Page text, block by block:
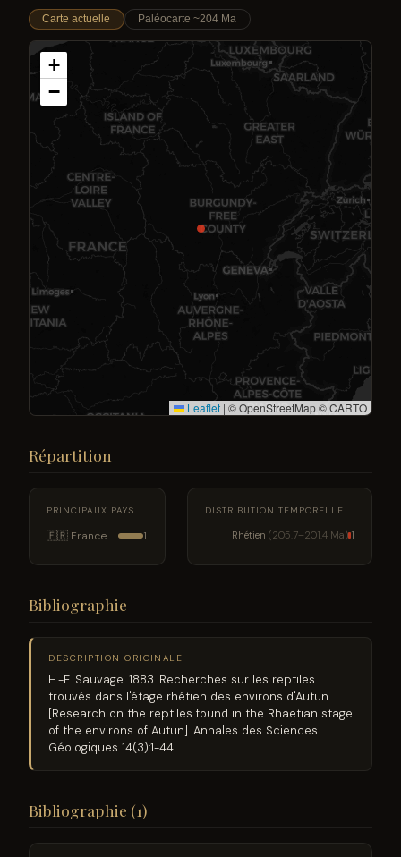
Carte actuelle Paléocarte ~204 Ma
+
−
Leaflet | © OpenStreetMap © CARTO
Répartition
PRINCIPAUX PAYS
🇫🇷 France 1
DISTRIBUTION TEMPORELLE
Rhétien (205.7–201.4 Ma) 1
Bibliographie
DESCRIPTION ORIGINALE
H.-E. Sauvage. 1883. Recherches sur les reptiles
trouvés dans l'étage rhétien des environs d'Autun
[Research on the reptiles found in the Rhaetian stage
of the environs of Autun]. Annales des Sciences
Géologiques 14(3):1-44
Bibliographie (1)